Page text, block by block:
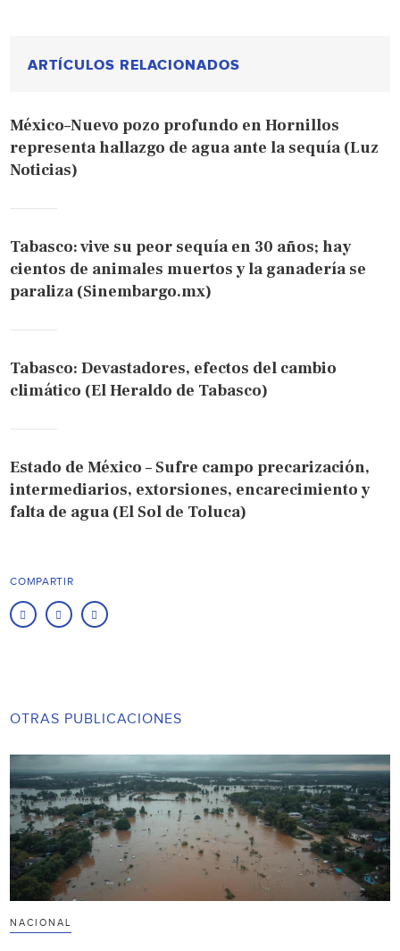
ARTÍCULOS RELACIONADOS
México–Nuevo pozo profundo en Hornillos
representa hallazgo de agua ante la sequía (Luz
Noticias)
Tabasco: vive su peor sequía en 30 años; hay
cientos de animales muertos y la ganadería se
paraliza (Sinembargo.mx)
Tabasco: Devastadores, efectos del cambio
climático (El Heraldo de Tabasco)
Estado de México – Sufre campo precarización,
intermediarios, extorsiones, encarecimiento y
falta de agua (El Sol de Toluca)
COMPARTIR
OTRAS PUBLICACIONES
NACIONAL